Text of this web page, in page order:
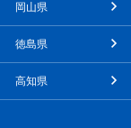
岡山県
徳島県
高知県